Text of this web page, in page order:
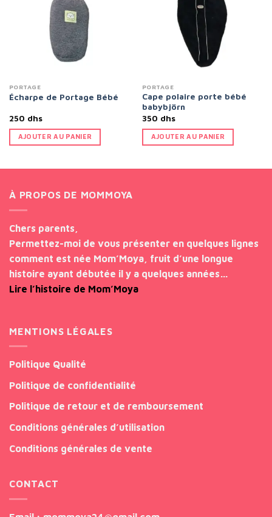
PORTAGE
Écharpe de Portage Bébé
250 dhs
AJOUTER AU PANIER
PORTAGE
Cape polaire porte bébé
babybjörn
350 dhs
AJOUTER AU PANIER
À PROPOS DE MOMMOYA
Chers parents,
Permettez-moi de vous présenter en quelques lignes
comment est née Mom’Moya, fruit d’une longue
histoire ayant débutée il y a quelques années…
Lire l’histoire de Mom’Moya
MENTIONS LÉGALES
Politique Qualité
Politique de confidentialité
Politique de retour et de remboursement
Conditions générales d’utilisation
Conditions générales de vente
CONTACT